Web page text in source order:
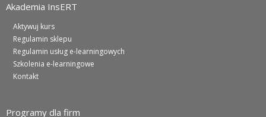
Akademia InsERT
Aktywuj kurs
Regulamin sklepu
Regulamin usług e-learningowych
Szkolenia e-learningowe
Kontakt
Programy dla firm